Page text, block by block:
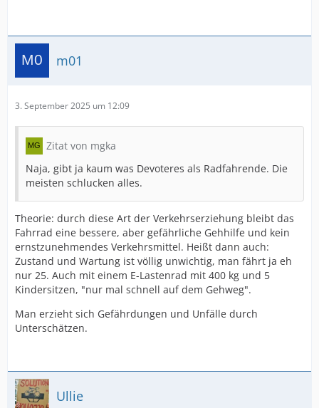
m01
3. September 2025 um 12:09
Zitat von mgka
Naja, gibt ja kaum was Devoteres als Radfahrende. Die
meisten schlucken alles.
Theorie: durch diese Art der Verkehrserziehung bleibt das
Fahrrad eine bessere, aber gefährliche Gehhilfe und kein
ernstzunehmendes Verkehrsmittel. Heißt dann auch:
Zustand und Wartung ist völlig unwichtig, man fährt ja eh
nur 25. Auch mit einem E-Lastenrad mit 400 kg und 5
Kindersitzen, "nur mal schnell auf dem Gehweg".
Man erzieht sich Gefährdungen und Unfälle durch
Unterschätzen.
Ullie